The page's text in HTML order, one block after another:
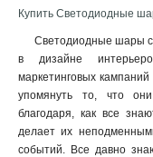
Купить Светодиодные
Светодиодные шары с
в дизайне
маркетинговых
упомянуть то, что
благодаря, как все
делает их
событий. Все давно